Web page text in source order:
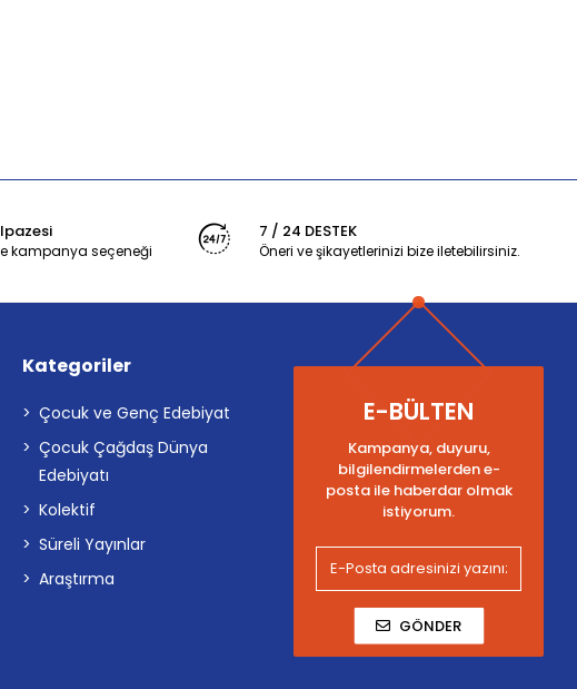
kampanya seçeneği
7 / 24 DESTEK
Öneri ve şikayetlerinizi bize iletebilirsiniz.
Kategoriler
Çocuk ve Genç Edebiyat
Çocuk Çağdaş Dünya
Edebiyatı
Kolektif
Süreli Yayınlar
Araştırma
E-BÜLTEN
Kampanya, duyuru,
bilgilendirmelerden e-
posta ile haberdar olmak
istiyorum.
GÖNDER